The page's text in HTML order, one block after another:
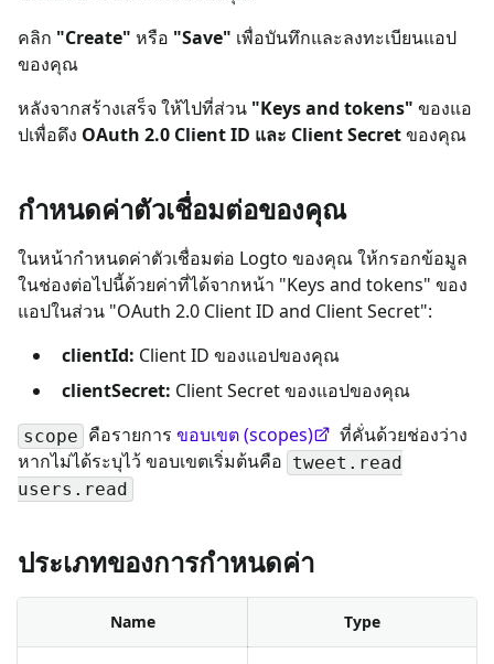
คลิก "Create" หรือ "Save" เพื่อบันทึกและลงทะเบียนแอป
ของคุณ
หลังจากสร้างเสร็จ ให้ไปที่ส่วน "Keys and tokens" ของแอ
ปเพื่อดึง OAuth 2.0 Client ID และ Client Secretของคุณ
กำหนดค่าตัวเชื่อมต่อของคุณ
ในหน้ากำหนดค่าตัวเชื่อมต่อ Logto ของคุณ ให้กรอกข้อมูล
ในช่องต่อไปนี้ด้วยค่าที่ได้จากหน้า "Keys and tokens" ของ
แอปในส่วน "OAuth 2.0 Client ID and Client Secret":
clientId: Client ID ของแอปของคุณ
clientSecret: Client Secret ของแอปของคุณ
scope คือรายการ ขอบเขต (scopes)
ที่คั่นด้วยช่องว่าง
หากไม่ได้ระบุไว้ ขอบเขตเริ่มต้นคือ tweet.read
users.read
ประเภทของการกำหนดค่า
Name Type